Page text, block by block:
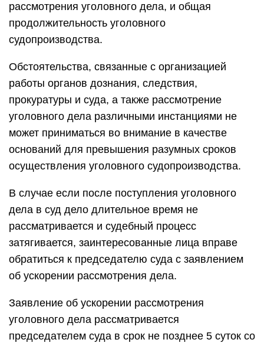
рассмотрения уголовного дела, и общая
продолжительность уголовного
судопроизводства.
Обстоятельства, связанные с организацией
работы органов дознания, следствия,
прокуратуры и суда, а также рассмотрение
уголовного дела различными инстанциями не
может приниматься во внимание в качестве
оснований для превышения разумных сроков
осуществления уголовного судопроизводства.
В случае если после поступления уголовного
дела в суд дело длительное время не
рассматривается и судебный процесс
затягивается, заинтересованные лица вправе
обратиться к председателю суда с заявлением
об ускорении рассмотрения дела.
Заявление об ускорении рассмотрения
уголовного дела рассматривается
председателем суда в срок не позднее 5 суток со